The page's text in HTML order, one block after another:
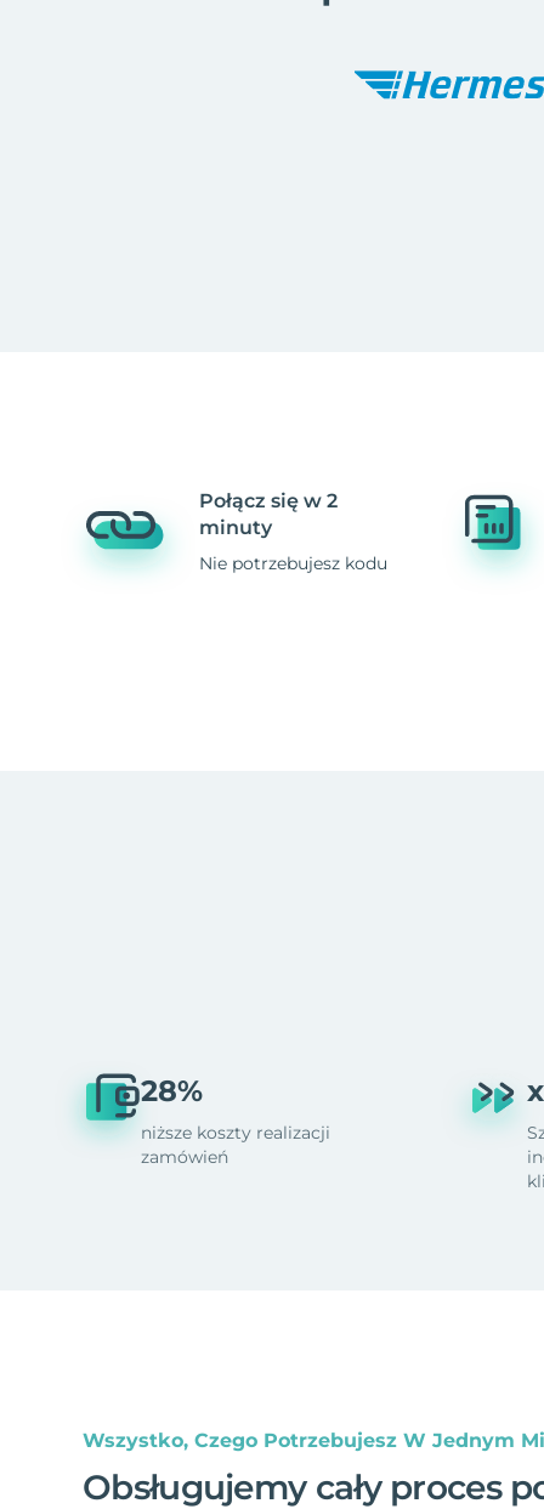
Połącz się w 2
minuty
Nie potrzebujesz kodu
28%
niższe koszty realizacji
zamówień
Wszystko, Czego Potrzebujesz W Jednym
Obsługujemy cały proces